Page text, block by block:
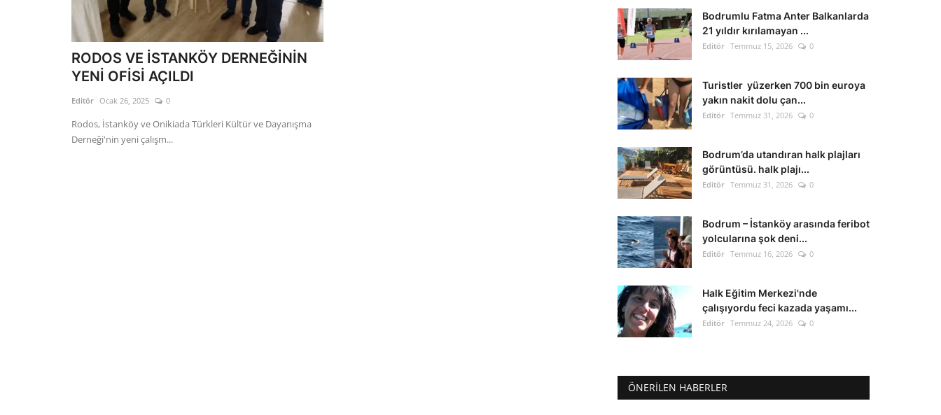
RODOS VE İSTANKÖY DERNEĞİNİN
YENİ OFİSİ AÇILDI
Editör Ocak 26, 2025 0
Rodos, İstanköy ve Onikiada Türkleri Kültür ve Dayanışma
Derneği'nin yeni çalışm...
Bodrumlu Fatma Anter Balkanlarda
21 yıldır kırılamayan ...
Editör Temmuz 15, 2026 0
Turistler yüzerken 700 bin euroya
yakın nakit dolu çan...
Editör Temmuz 31, 2026 0
Bodrum’da utandıran halk plajları
görüntüsü. halk plajı...
Editör Temmuz 31, 2026 0
Bodrum – İstanköy arasında feribot
yolcularına şok deni...
Editör Temmuz 16, 2026 0
Halk Eğitim Merkezi'nde
çalışıyordu feci kazada yaşamı...
Editör Temmuz 24, 2026 0
ÖNERILEN HABERLER